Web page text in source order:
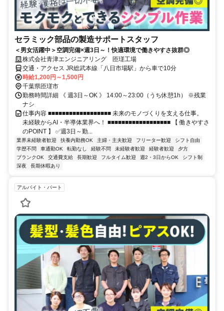
セラミック部品の製造サポートスタッフ
＜男女活躍中＞空調完備×週3日～！快適環境で働きやすさ抜群◎
株式会社青津エンジニアリング 匝瑳工場
交通・アクセス JR総武本線「八日市場駅」から車で10分
時給1,200円～1,500円
千葉県匝瑳市
勤務時間詳細 《 週3日～OK 》 14:00～23:00（うち休憩1h） ※残業
ナシ
仕事内容 ■■■■■■■■■■■■■■■■■■ 未来のモノづくりを支える仕事。
未経験からAI・半導体業界へ！ ■■■■■■■■■■■■■■■■■■ 【 働きやすさ
のPOINT 】 ✅週3日～勤...
業界未経験者歓迎 扶養内勤務OK 主婦・主夫歓迎 フリーター歓迎
シフト自由
学歴不問
車通勤OK 転勤なし 経験不問 未経験者歓迎 経験者歓迎
夕方
ブランクOK
交通費支給 長期歓迎 フルタイム歓迎 週2・3日からOK
シフト制
深夜
長期休暇あり
アルバイト・パート